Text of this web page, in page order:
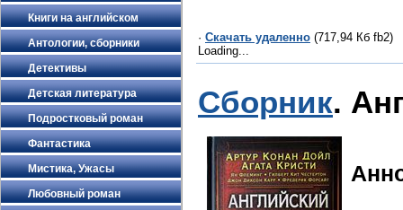
Книги на английском
Антологии, сборники
Детективы
Детская литература
Подростковый роман
Фантастика
Мистика, Ужасы
Любовный роман
· Скачать удаленно (717,94 Кб fb2)
Loading...
Сборник.